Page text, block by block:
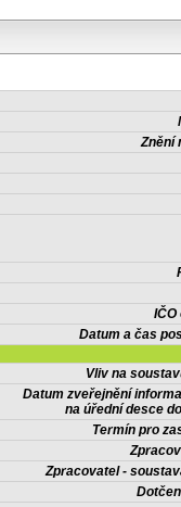
Znění
IČO
Datum a čas
Vliv na
Datum zveřejnění
na úřední desce
Termín pro
Zpracovatel -